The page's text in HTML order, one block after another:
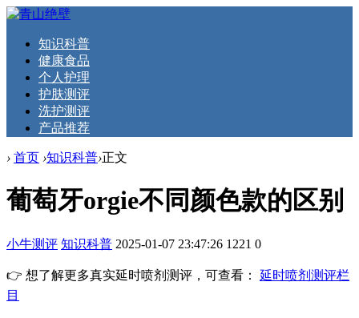
知识科普
健康食品
个人护理
护肤测评
洗护测评
产品推荐
› 首页 ›知识科普›正文
葡萄牙orgie不同颜色款的区别
小牛测评 知识科普 2025-01-07 23:47:26 1221 0
👉 想了解更多真实延时喷剂测评，可查看： 延时喷剂测评栏
目